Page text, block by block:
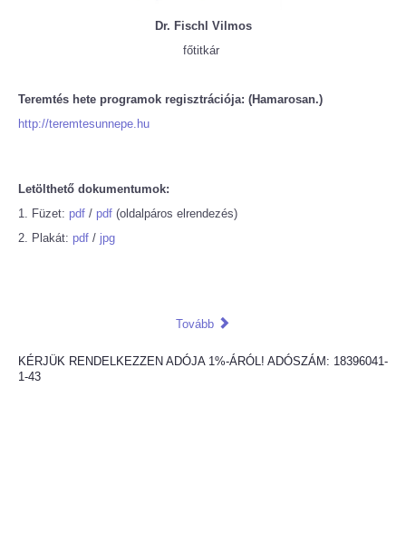
Dr. Fischl Vilmos
főtitkár
Teremtés hete programok regisztrációja: (Hamarosan.)
http://teremtesunnepe.hu
Letölthető dokumentumok:
1. Füzet: pdf / pdf (oldalpáros elrendezés)
2. Plakát: pdf / jpg
Tovább
KÉRJÜK RENDELKEZZEN ADÓJA 1%-ÁRÓL! ADÓSZÁM: 18396041-
1-43